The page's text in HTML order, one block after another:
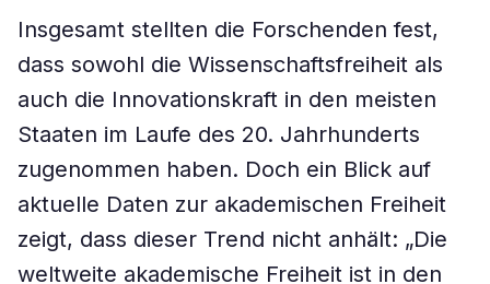
Insgesamt stellten die Forschenden fest,
dass sowohl die Wissenschaftsfreiheit als
auch die Innovationskraft in den meisten
Staaten im Laufe des 20. Jahrhunderts
zugenommen haben. Doch ein Blick auf
aktuelle Daten zur akademischen Freiheit
zeigt, dass dieser Trend nicht anhält: „Die
weltweite akademische Freiheit ist in den